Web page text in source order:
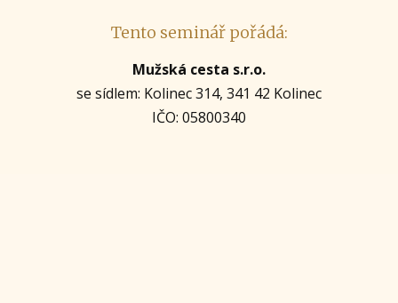
Tento seminář pořádá:
Mužská cesta s.r.o.
se sídlem: Kolinec 314, 341 42 Kolinec
IČO: 05800340